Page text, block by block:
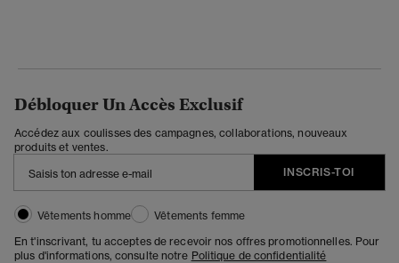
Débloquer Un Accès Exclusif
Accédez aux coulisses des campagnes, collaborations, nouveaux
produits et ventes.
INSCRIS-TOI
Vêtements homme
Vêtements femme
En t'inscrivant, tu acceptes de recevoir nos offres promotionnelles. Pour
plus d'informations, consulte notre Politique de confidentialité